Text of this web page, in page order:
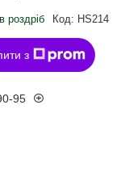
роздріб Код: HS214
з
95